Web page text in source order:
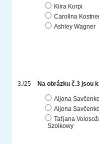
Kiira Korpi
Carolina
Ashley Wagner
Na obrázku č.3 jsou
Aljona
Aljona
Taťjana
Szolkowy